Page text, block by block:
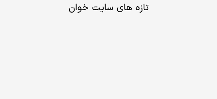
تازه های سایت خوان